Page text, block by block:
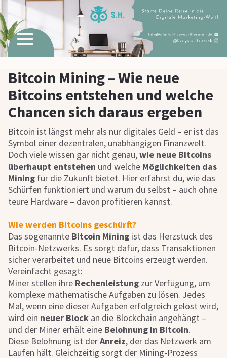
Bitcoin Mining – Wie neue
Bitcoins entstehen und welche
Chancen sich daraus ergeben
Bitcoin ist längst mehr als nur digitales Geld – er ist das
Symbol einer dezentralen, unabhängigen Finanzwelt.
Doch viele wissen gar nicht genau,wie neue Bitcoins
überhaupt entstehen und welche Möglichkeiten das
Mining für die Zukunft bietet. Hier erfährst du, wie das
Schürfen funktioniert und warum du selbst – auch ohne
teure Hardware – davon profitieren kannst.
Wie werden Bitcoins geschürft?
Das sogenannte Bitcoin Mining ist das Herzstück des
Bitcoin-Netzwerks. Es sorgt dafür, dass Transaktionen
sicher verarbeitet und neue Bitcoins erzeugt werden.
Vereinfacht gesagt:
Miner stellen ihre Rechenleistung zur Verfügung, um
komplexe mathematische Aufgaben zu lösen. Jedes
Mal, wenn eine dieser Aufgaben erfolgreich gelöst wird,
wird ein neuer Block an die Blockchain angehängt –
und der Miner erhält eine Belohnung in Bitcoin.
Diese Belohnung ist derAnreiz, der das Netzwerk am
Laufen hält. Gleichzeitig sorgt der Mining-Prozess